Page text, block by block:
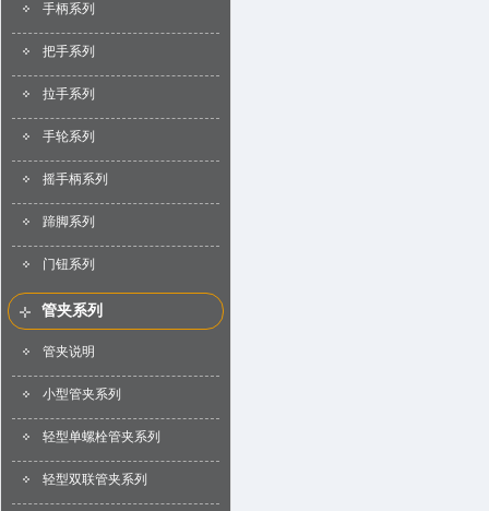
手柄系列
把手系列
拉手系列
手轮系列
摇手柄系列
蹄脚系列
门钮系列
管夹系列
管夹说明
小型管夹系列
轻型单螺栓管夹系列
轻型双联管夹系列